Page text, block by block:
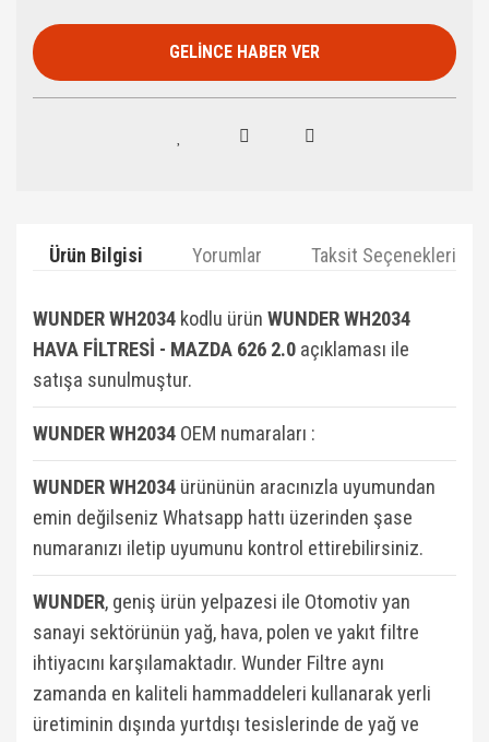
GELİNCE HABER VER
Ürün Bilgisi Yorumlar Taksit Seçenekleri
WUNDER WH2034 kodlu ürün WUNDER WH2034
HAVA FİLTRESİ - MAZDA 626 2.0 açıklaması ile
satışa sunulmuştur.
WUNDER WH2034 OEM numaraları :
WUNDER WH2034 ürününün aracınızla uyumundan
emin değilseniz Whatsapp hattı üzerinden şase
numaranızı iletip uyumunu kontrol ettirebilirsiniz.
WUNDER, geniş ürün yelpazesi ile Otomotiv yan
sanayi sektörünün yağ, hava, polen ve yakıt filtre
ihtiyacını karşılamaktadır. Wunder Filtre aynı
zamanda en kaliteli hammaddeleri kullanarak yerli
üretiminin dışında yurtdışı tesislerinde de yağ ve